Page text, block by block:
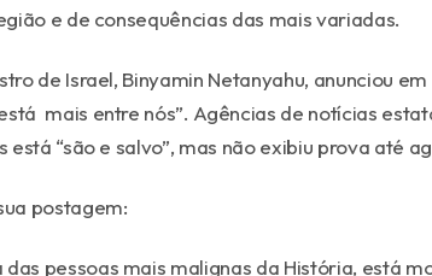
e de consequências das mais variadas.
de Israel, Binyamin Netanyahu, anunciou
mais entre nós”. Agências de notícias
está “são e salvo”, mas não exibiu prova até
postagem:
das pessoas mais malignas da História, está